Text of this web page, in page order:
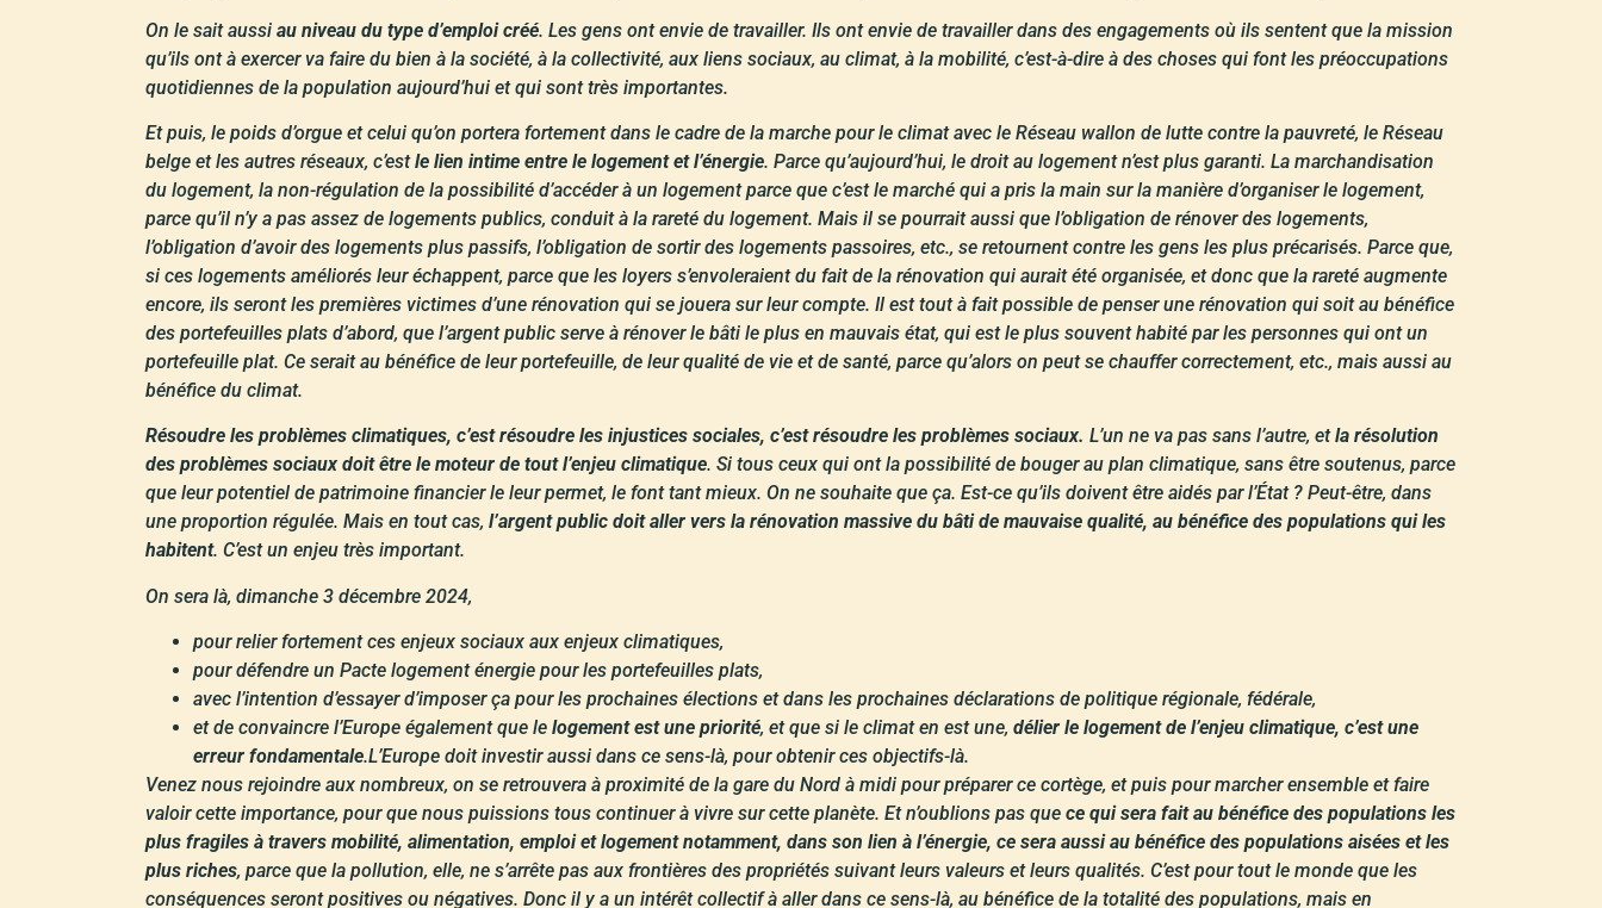
On le sait aussi au niveau du type d’emploi créé. Les gens ont envie de travailler. Ils ont envie de travailler dans des engagements où ils sentent que la mission
qu’ils ont à exercer va faire du bien à la société, à la collectivité, aux liens sociaux, au climat, à la mobilité, c’est-à-dire à des choses qui font les préoccupations
quotidiennes de la population aujourd’hui et qui sont très importantes.
Et puis, le poids d’orgue et celui qu’on portera fortement dans le cadre de la marche pour le climat avec le Réseau wallon de lutte contre la pauvreté, le Réseau
belge et les autres réseaux, c’estle lien intime entre le logement et l’énergie. Parce qu’aujourd’hui, le droit au logement n’est plus garanti. La marchandisation
du logement, la non-régulation de la possibilité d’accéder à un logement parce que c’est le marché qui a pris la main sur la manière d’organiser le logement,
parce qu’il n’y a pas assez de logements publics, conduit à la rareté du logement. Mais il se pourrait aussi que l’obligation de rénover des logements,
l’obligation d’avoir des logements plus passifs, l’obligation de sortir des logements passoires, etc., se retournent contre les gens les plus précarisés. Parce que,
si ces logements améliorés leur échappent, parce que les loyers s’envoleraient du fait de la rénovation qui aurait été organisée, et donc que la rareté augmente
encore, ils seront les premières victimes d’une rénovation qui se jouera sur leur compte. Il est tout à fait possible de penser une rénovation qui soit au bénéfice
des portefeuilles plats d’abord, que l’argent public serve à rénover le bâti le plus en mauvais état, qui est le plus souvent habité par les personnes qui ont un
portefeuille plat. Ce serait au bénéfice de leur portefeuille, de leur qualité de vie et de santé, parce qu’alors on peut se chauffer correctement, etc., mais aussi au
bénéfice du climat.
Résoudre les problèmes climatiques, c’est résoudre les injustices sociales, c’est résoudre les problèmes sociaux. L’un ne va pas sans l’autre, etla résolution
des problèmes sociaux doit être le moteur de tout l’enjeu climatique. Si tous ceux qui ont la possibilité de bouger au plan climatique, sans être soutenus, parce
que leur potentiel de patrimoine financier le leur permet, le font tant mieux. On ne souhaite que ça. Est-ce qu’ils doivent être aidés par l’État ? Peut-être, dans
une proportion régulée. Mais en tout cas, l’argent public doit aller vers la rénovation massive du bâti de mauvaise qualité, au bénéfice des populations qui les
habitent. C’est un enjeu très important.
On sera là, dimanche 3 décembre 2024,
pour relier fortement ces enjeux sociaux aux enjeux climatiques,
pour défendre un Pacte logement énergie pour les portefeuilles plats,
avec l’intention d’essayer d’imposer ça pour les prochaines élections et dans les prochaines déclarations de politique régionale, fédérale,
et de convaincre l’Europe également que le logement est une priorité, et que si le climat en est une, délier le logement de l’enjeu climatique, c’est une
erreur fondamentale.L’Europe doit investir aussi dans ce sens-là, pour obtenir ces objectifs-là.
Venez nous rejoindre aux nombreux, on se retrouvera à proximité de la gare du Nord à midi pour préparer ce cortège, et puis pour marcher ensemble et faire
valoir cette importance, pour que nous puissions tous continuer à vivre sur cette planète. Et n’oublions pas que ce qui sera fait au bénéfice des populations les
plus fragiles à travers mobilité, alimentation, emploi et logement notamment, dans son lien à l’énergie, ce sera aussi au bénéfice des populations aisées et les
plus riches, parce que la pollution, elle, ne s’arrête pas aux frontières des propriétés suivant leurs valeurs et leurs qualités. C’est pour tout le monde que les
conséquences seront positives ou négatives. Donc il y a un intérêt collectif à aller dans ce sens-là, au bénéfice de la totalité des populations, mais en